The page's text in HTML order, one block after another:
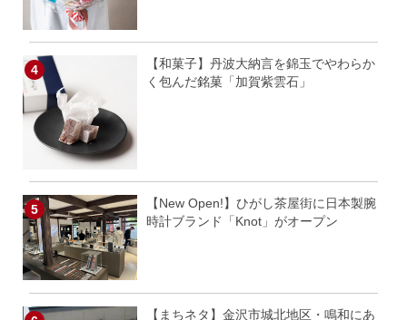
【和菓子】丹波大納言を錦玉でやわらか
く包んだ銘菓「加賀紫雲石」
【New Open!】ひがし茶屋街に日本製腕
時計ブランド「Knot」がオープン
【まちネタ】金沢市城北地区・鳴和にあ